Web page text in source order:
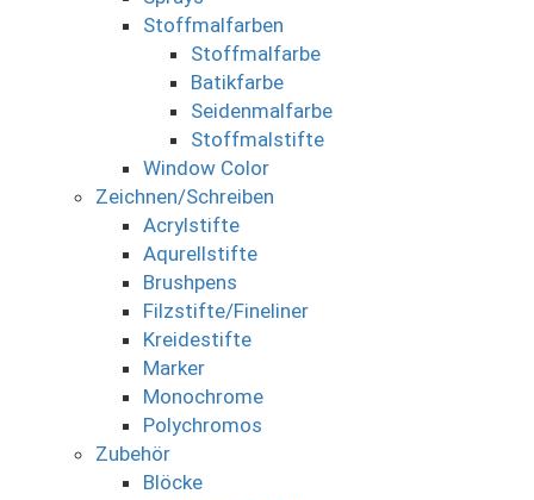
Stoffmalfarben
Stoffmalfarbe
Batikfarbe
Seidenmalfarbe
Stoffmalstifte
Window Color
Zeichnen/Schreiben
Acrylstifte
Aqurellstifte
Brushpens
Filzstifte/Fineliner
Kreidestifte
Marker
Monochrome
Polychromos
Zubehör
Blöcke